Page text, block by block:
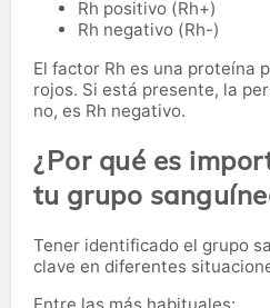
Rh positivo (Rh+)
Rh negativo (Rh-)
El factor Rh es una proteína
rojos. Si está presente, la
no, es Rh negativo.
¿Por qué es
tu grupo
Tener identificado el grupo
clave en diferentes